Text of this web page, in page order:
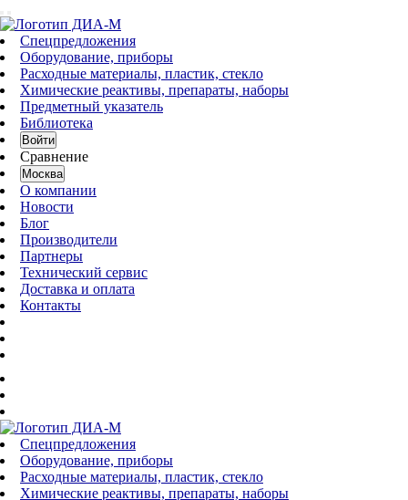
Спецпредложения
Оборудование, приборы
Расходные материалы, пластик, стекло
Химические реактивы, препараты, наборы
Предметный указатель
Библиотека
Войти
Сравнение
Москва
О компании
Новости
Блог
Производители
Партнеры
Технический сервис
Доставка и оплата
Контакты
Спецпредложения
Оборудование, приборы
Расходные материалы, пластик, стекло
Химические реактивы, препараты, наборы